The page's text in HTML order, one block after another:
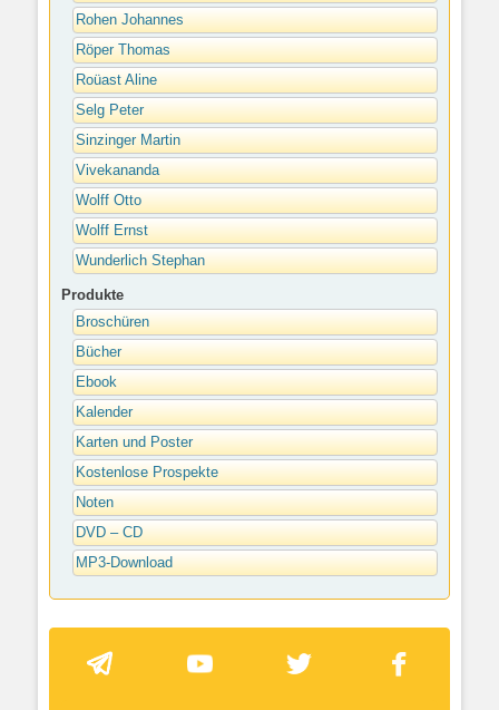
Rohen Johannes
Röper Thomas
Roüast Aline
Selg Peter
Sinzinger Martin
Vivekananda
Wolff Otto
Wolff Ernst
Wunderlich Stephan
Produkte
Broschüren
Bücher
Ebook
Kalender
Karten und Poster
Kostenlose Prospekte
Noten
DVD – CD
MP3-Download